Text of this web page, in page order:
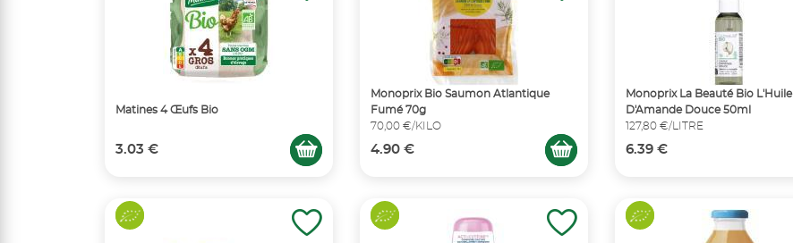
Matines 4 Œufs Bio
3.03 €
Monoprix Bio Saumon Atlantique
Fumé 70g
70,00 €/KILO
4.90 €
Monoprix La Beauté Bio L'Huile
D'Amande Douce 50ml
127,80 €/LITRE
6.39 €